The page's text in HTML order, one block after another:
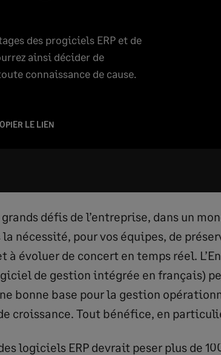
des progiciels ERP et de
ainsi décider de
connaissance de cause.
LE LIEN
grands défis de l’entreprise, dans un
la nécessité, pour vos équipes, de
à évoluer de concert en temps réel.
de gestion intégrée en français)
bonne base pour la gestion
croissance. Tout bénéfice, en
logiciels ERP devrait peser plus de